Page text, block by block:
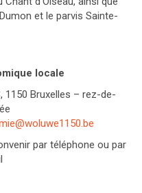
et le parvis Sainte-
locale
1150 Bruxelles – rez-de-
par téléphone ou par